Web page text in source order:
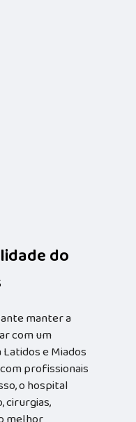
do
manter a
com um
e Miados
profissionais
o hospital
cirurgias,